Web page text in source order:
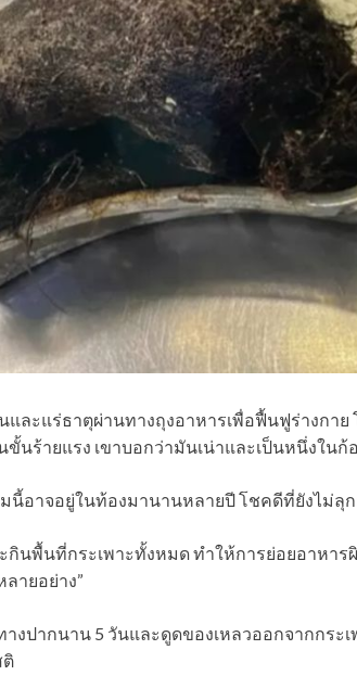
และแร่ธาตุผ่านทางถุงอาหารเพื่อฟื้นฟูร่างกา
นร้ายแรง เขาบอกว่ามันเน่าและเป็นหนึ่งในก้
นี้อาจอยู่ในท้องมานานหลายปี โชคดีที่ยังไม่ลุ
กินพื้นที่กระเพาะทั้งหมด ทำให้การย่อยอาหาร
ายอย่าง”
งปากนาน 5 วันและดูดของเหลวออกจากกระ
ติ